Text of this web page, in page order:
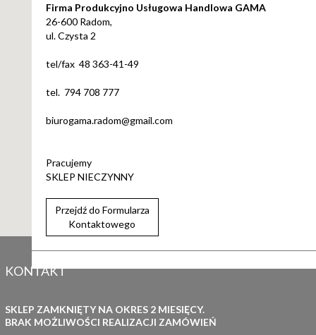
Firma Produkcyjno Usługowa Handlowa GAMA
26-600 Radom,
ul. Czysta 2
tel/fax 48 363-41-49
tel. 794 708 777
biurogama.radom@gmail.com
Pracujemy
SKLEP NIECZYNNY
Przejdź do Formularza
Kontaktowego
KONTAKT
SKLEP ZAMKNIĘTY NA OKRES 2 MIESIĘCY.
BRAK MOŻLIWOŚCI REALIZACJI ZAMÓWIEŃ